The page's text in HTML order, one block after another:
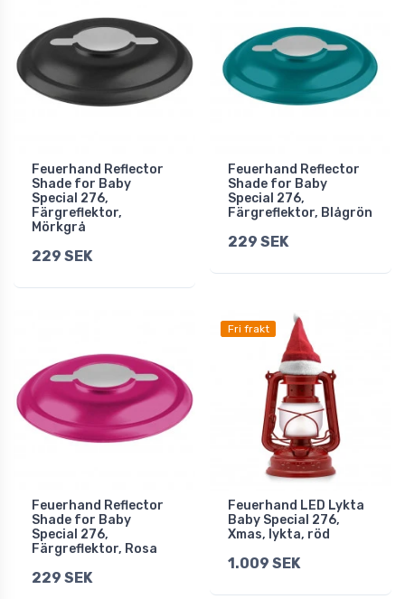
Feuerhand Reflector
Shade for Baby
Special 276,
Färgreflektor,
Mörkgrå
229 SEK
Feuerhand Reflector
Shade for Baby
Special 276,
Färgreflektor, Blågrön
229 SEK
Feuerhand Reflector
Shade for Baby
Special 276,
Färgreflektor, Rosa
229 SEK
Fri frakt
Feuerhand LED Lykta
Baby Special 276,
Xmas, lykta, röd
1.009 SEK